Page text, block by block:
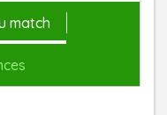
match